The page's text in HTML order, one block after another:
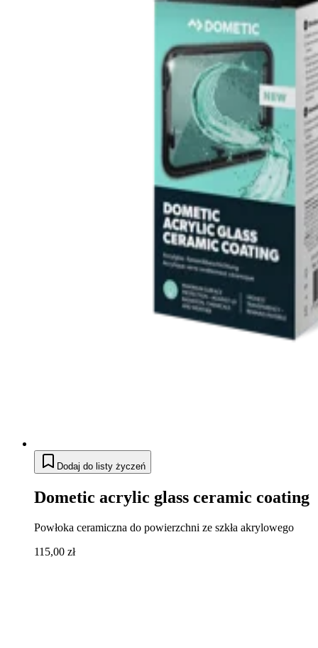
Dodaj do listy życzeń
Dometic acrylic glass ceramic coating
Powłoka ceramiczna do powierzchni ze szkła akrylowego
115,00 zł